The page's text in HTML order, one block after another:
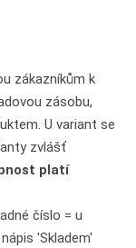
zákazníkům k
zásobu,
U variant se
zvlášť
platí
číslo = u
'Skladem'